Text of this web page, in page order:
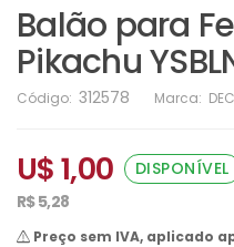
Balão para
Pikachu
Código: 312578 Marca:
U$ 1,00
DISPONÍVEL
R$ 5,28
Preço sem IVA, aplicado